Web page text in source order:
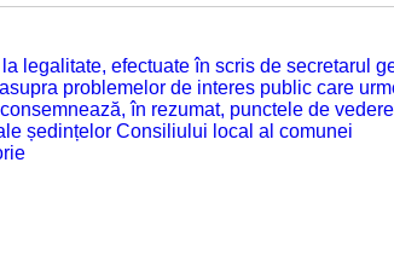
legalitate, efectuate în scris de secretarul
problemelor de interes public care
în rezumat, punctele de
ședințelor Consiliului local al comunei